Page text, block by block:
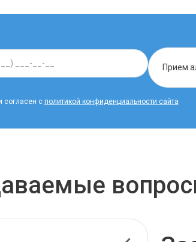
согласен с политикой конфиденциальности сайта